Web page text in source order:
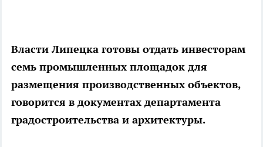
Власти Липецка готовы отдать инвесторам
семь промышленных площадок для
размещения производственных объектов,
говорится в документах департамента
градостроительства и архитектуры.